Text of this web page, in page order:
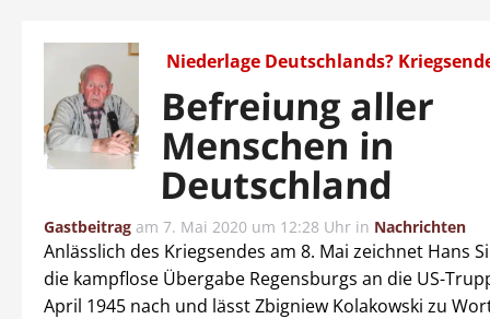
Niederlage Deutschlands?
Befreiung aller
Menschen in
Deutschland
Gastbeitrag am 7. Mai 2020 um 12:28 Uhr in Nachrichten
Anlässlich des Kriegsendes am 8. Mai zeichnet Hans
die kampflose Übergabe Regensburgs an die US-
April 1945 nach und lässt Zbigniew Kolakowski zu